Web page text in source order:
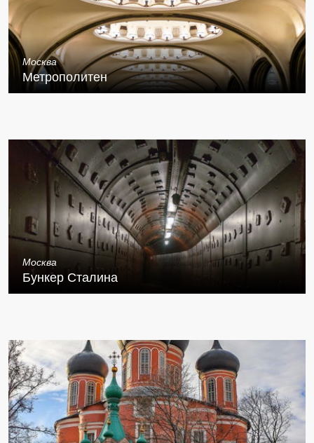
Москва
Метрополитен
Москва
Бункер Сталина